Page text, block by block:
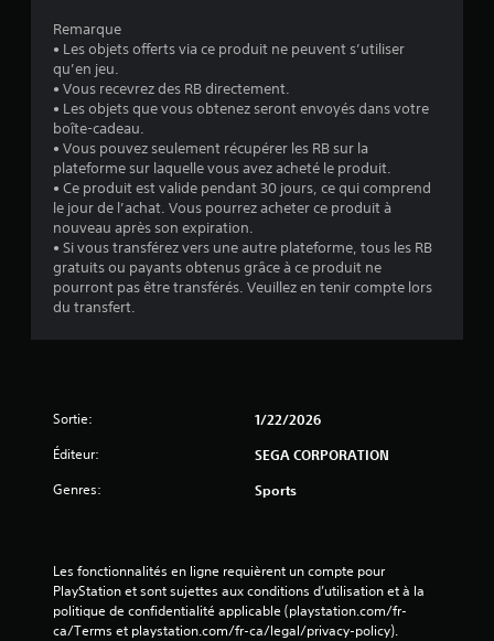
Remarque
• Les objets offerts via ce produit ne peuvent s’utiliser
qu’en jeu.
• Vous recevrez des RB directement.
• Les objets que vous obtenez seront envoyés dans votre
boîte-cadeau.
• Vous pouvez seulement récupérer les RB sur la
plateforme sur laquelle vous avez acheté le produit.
• Ce produit est valide pendant 30 jours, ce qui comprend
le jour de l’achat. Vous pourrez acheter ce produit à
nouveau après son expiration.
• Si vous transférez vers une autre plateforme, tous les RB
gratuits ou payants obtenus grâce à ce produit ne
pourront pas être transférés. Veuillez en tenir compte lors
du transfert.
Sortie: 1/22/2026
Éditeur: SEGA CORPORATION
Genres: Sports
Les fonctionnalités en ligne requièrent un compte pour
PlayStation et sont sujettes aux conditions d’utilisation et à la
politique de confidentialité applicable (playstation.com/fr-
ca/Terms et playstation.com/fr-ca/legal/privacy-policy).